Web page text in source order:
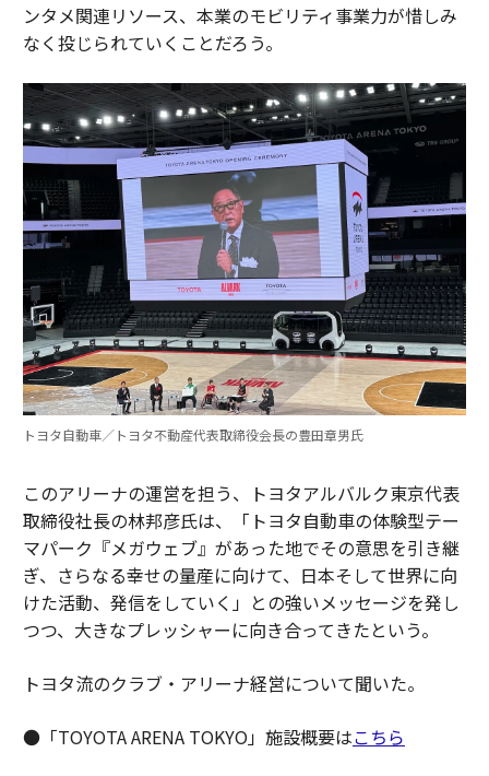
ンタメ関連リソース、本業のモビリティ事業力が惜しみ
なく投じられていくことだろう。
トヨタ自動車／トヨタ不動産代表取締役会長の豊田章男氏
このアリーナの運営を担う、トヨタアルバルク東京代表
取締役社長の林邦彦氏は、「トヨタ自動車の体験型テー
マパーク『メガウェブ』があった地でその意思を引き継
ぎ、さらなる幸せの量産に向けて、日本そして世界に向
けた活動、発信をしていく」との強いメッセージを発し
つつ、大きなプレッシャーに向き合ってきたという。
トヨタ流のクラブ・アリーナ経営について聞いた。
●「TOYOTA ARENA TOKYO」施設概要はこちら